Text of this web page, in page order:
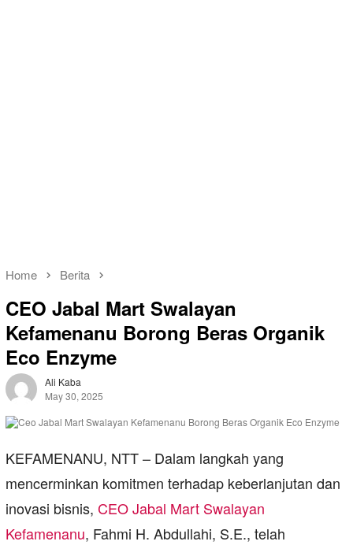
Home Berita
CEO Jabal Mart Swalayan
Kefamenanu Borong Beras Organik
Eco Enzyme
Ali Kaba
May 30, 2025
KEFAMENANU, NTT – Dalam langkah yang
mencerminkan komitmen terhadap keberlanjutan dan
inovasi bisnis, CEOJabal Mart Swalayan
Kefamenanu, Fahmi H. Abdullahi, S.E., telah